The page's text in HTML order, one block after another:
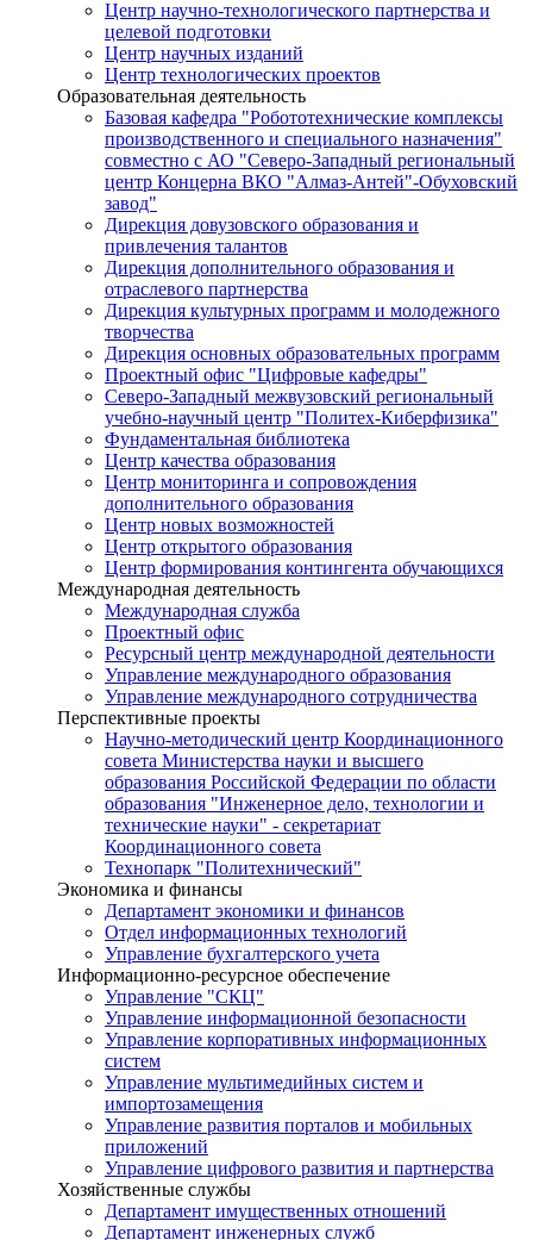
Центр научно-технологического партнерства и
целевой подготовки
Центр научных изданий
Центр технологических проектов
Образовательная деятельность
Базовая кафедра "Робототехнические комплексы
производственного и специального назначения"
совместно с АО "Северо-Западный региональный
центр Концерна ВКО "Алмаз-Антей"-Обуховский
завод"
Дирекция довузовского образования и
привлечения талантов
Дирекция дополнительного образования и
отраслевого партнерства
Дирекция культурных программ и молодежного
творчества
Дирекция основных образовательных программ
Проектный офис "Цифровые кафедры"
Северо-Западный межвузовский региональный
учебно-научный центр "Политех-Киберфизика"
Фундаментальная библиотека
Центр качества образования
Центр мониторинга и сопровождения
дополнительного образования
Центр новых возможностей
Центр открытого образования
Центр формирования контингента обучающихся
Международная деятельность
Международная служба
Проектный офис
Ресурсный центр международной деятельности
Управление международного образования
Управление международного сотрудничества
Перспективные проекты
Научно-методический центр Координационного
совета Министерства науки и высшего
образования Российской Федерации по области
образования "Инженерное дело, технологии и
технические науки" - секретариат
Координационного совета
Технопарк "Политехнический"
Экономика и финансы
Департамент экономики и финансов
Отдел информационных технологий
Управление бухгалтерского учета
Информационно-ресурсное обеспечение
Управление "СКЦ"
Управление информационной безопасности
Управление корпоративных информационных
систем
Управление мультимедийных систем и
импортозамещения
Управление развития порталов и мобильных
приложений
Управление цифрового развития и партнерства
Хозяйственные службы
Департамент имущественных отношений
Департамент инженерных служб